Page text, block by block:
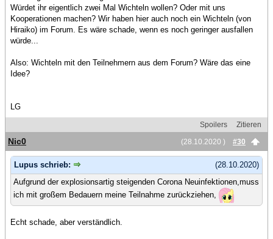
Würdet ihr eigentlich zwei Mal Wichteln wollen? Oder mit uns
Kooperationen machen? Wir haben hier auch noch ein Wichteln (von
Hiraiko) im Forum. Es wäre schade, wenn es noch geringer ausfallen
würde...
Also: Wichteln mit den Teilnehmern aus dem Forum? Wäre das eine
Idee?
LG
Spoilers
Zitieren
(28.10.2020 )
#30
Nic0
(28.10.2020)
Lupus schrieb:
Aufgrund der explosionsartig steigenden Corona Neuinfektionen,muss
ich mit großem Bedauern meine Teilnahme zurückziehen,
Echt schade, aber verständlich.